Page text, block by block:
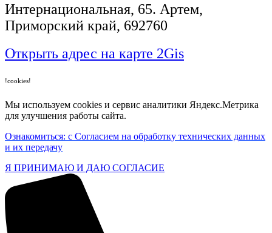
​Интернациональная, 65​. Артем,
Приморский край, 692760
Открыть адрес на карте 2Gis
!cookies!
Мы используем cookies и сервис аналитики Яндекс.Метрика
для улучшения работы сайта.
Ознакомиться: с Согласием на обработку технических данных
и их передачу
Я ПРИНИМАЮ И ДАЮ СОГЛАСИЕ